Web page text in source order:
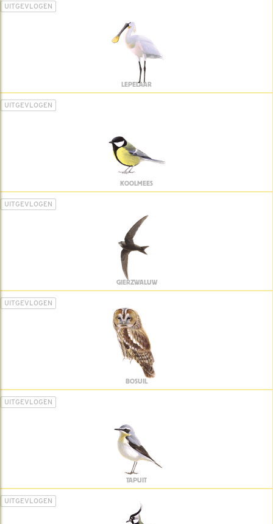
UITGEVLOGEN
LEPELAAR
UITGEVLOGEN
KOOLMEES
UITGEVLOGEN
GIERZWALUW
UITGEVLOGEN
BOSUIL
UITGEVLOGEN
TAPUIT
UITGEVLOGEN